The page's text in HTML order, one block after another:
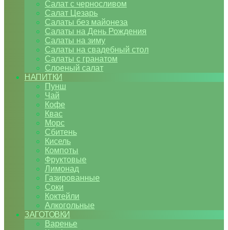
Салат с черносливом
Салат Цезарь
Салаты без майонеза
Салаты на День Рождения
Салаты на зиму
Салаты на свадебный стол
Салаты с гранатом
Слоеный салат
НАПИТКИ
Пунш
Чай
Кофе
Квас
Морс
Сбитень
Кисель
Компоты
Фруктовые
Лимонад
Газированные
Соки
Коктейли
Алкогольные
ЗАГОТОВКИ
Варенье